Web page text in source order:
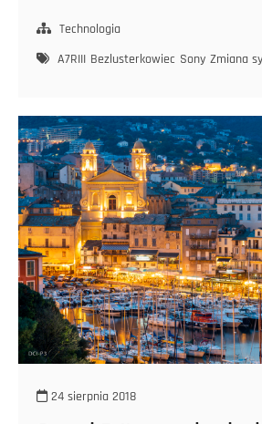
Technologia
A7RIII Bezlusterkowiec Sony Zmiana
24 sierpnia 2018